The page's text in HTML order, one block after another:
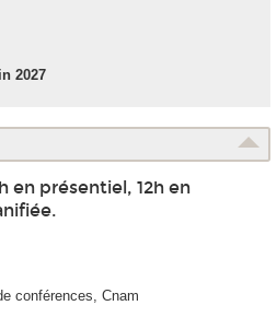
2027
en présentiel, 12h en
conférences, Cnam